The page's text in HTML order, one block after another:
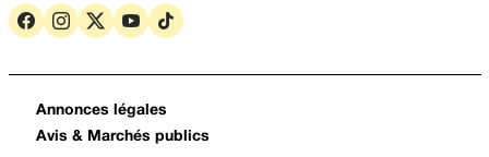
Annonces légales
Avis & Marchés publics